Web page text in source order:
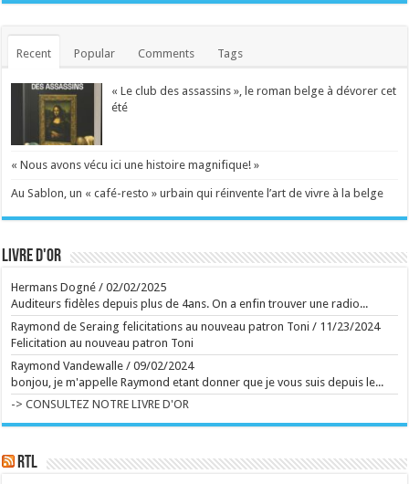
Ecrit le 09/08 11:05
provenance des oeuvres, Vincent Bastien s'assure
qu'à Versailles, tout n'est que transparence. ...
Georges-Louis Bouchez ciblé par Roméo Elvis : le
tacle du chanteur au Ronquières Festival
Le chanteur belge n'a pas manqué l'occasion de
glisser une pique politique sur la scène du festival,
dans un échange qui a rapidement fait réagir le
public. ...
Ecrit le 08/08 17:49
Ecrit le 08/08 15:52
Après avoir déclenché une polémique retentissante,
attendue pour son passage à Genk. ...
Ecrit le 08/08 14:21
regard neuf qui ne cesse de se réinventer"
L'actrice belgo-française Virginie Efira a reçu
vendredi soir le Leopard Club Award dans le cadre du
79e Festival du film de Locarno. Cette distinction
récompense une personnalité dont le travail dans le
cinéma a marqué l'imaginaire collectif. ...
Ecrit le 08/08 12:50
75.000 spectateurs attendus d'ici dimanche dans ce
festival qui attire de plus en plus de francophones.
Les Belges Amenra, les Français Igorrr et le projet
metal Body Count emmené par le rappeur Ice-T ont
"Belle complicité", "Il est rare que deux âmes
Recent Popular Comments Tags
« Le club des assassins », le roman belge à dévorer cet
été
« Nous avons vécu ici une histoire magnifique! »
Au Sablon, un « café-resto » urbain qui réinvente l’art de vivre à la belge
Livre d'or
Hermans Dogné /02/02/2025
Auditeurs fidèles depuis plus de 4ans. On a enfin trouver une radio...
Raymond de Seraing felicitations au nouveau patron Toni / 11/23/2024
Felicitation au nouveau patron Toni
Raymond Vandewalle /09/02/2024
bonjou, je m'appelle Raymond etant donner que je vous suis depuis le...
-> CONSULTEZ NOTRE LIVRE D'OR
RTL